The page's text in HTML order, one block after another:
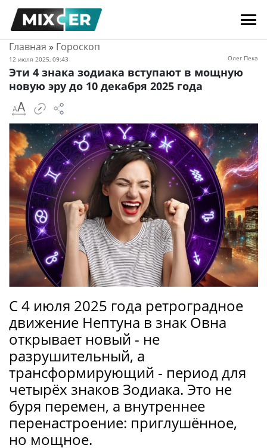
Главная » Гороскоп
12 июля 2025, 09:43 Олег Пека
Эти 4 знака зодиака вступают в мощную
новую эру до 10 декабря 2025 года
С 4 июля 2025 года ретроградное
движение Нептуна в знак Овна
открывает новый - не
разрушительный, а
трансформирующий - период для
четырёх знаков Зодиака. Это не
буря перемен, а внутреннее
перенастроение: приглушённое,
но мощное.